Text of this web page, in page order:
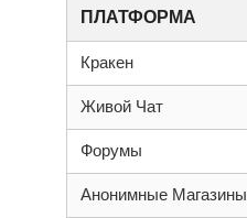
ПЛАТФОРМА
Кракен
Живой Чат
Форумы
Анонимные Магазины